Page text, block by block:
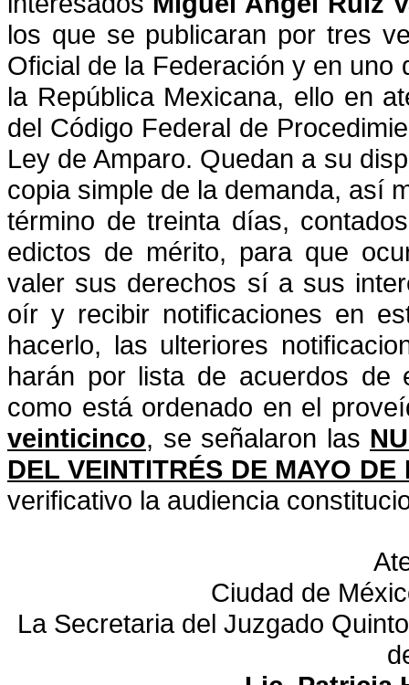
los que se publicaran por tres
Oficial de la Federación y en uno
la República Mexicana, ello en
del Código Federal de
Ley de Amparo. Quedan a su
copia simple de la demanda, así
término de treinta días,
edictos de mérito, para que
valer sus derechos sí a sus
oír y recibir notificaciones en
hacerlo, las ulteriores
harán por lista de acuerdos de
como está ordenado en el
veinticinco, se señalaron las
DEL VEINTITRÉS DE MAYO DE
verificativo la audiencia
Ciudad de
La Secretaria del Juzgado